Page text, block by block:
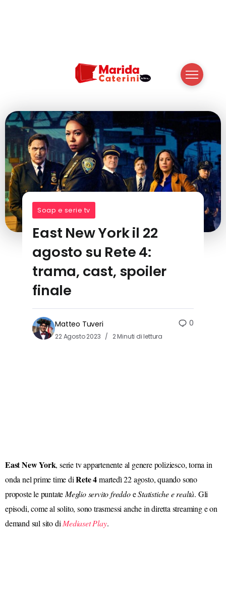
Soap e serie tv
East New York il 22
agosto su Rete 4:
trama, cast, spoiler
finale
Matteo Tuveri
22 Agosto 2023 2 Minuti di lettura
0
East New York, serie tv appartenente al genere poliziesco, torna in
onda nel prime time diRete 4martedì 22 agosto, quando sono
proposte le puntateMeglio servito freddoeStatistiche e realtà. Gli
episodi, come al solito, sono trasmessi anche in diretta streaming e on
demand sul sito diMediaset Play.